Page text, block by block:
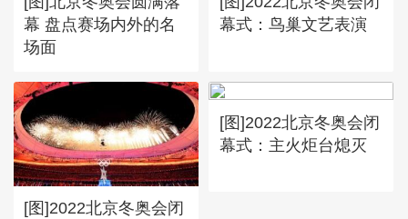
幕 盘点赛场内外的名
场面
幕式：鸟巢文艺表演
[图]2022北京冬奥会闭
[图]2022北京冬奥会闭
幕式：主火炬台熄灭